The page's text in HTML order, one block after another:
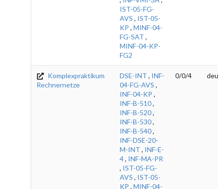
IST-05-FG-
AVS , IST-05-
KP , MINF-04-
FG-SAT ,
MINF-04-KP-
FG2
Komplexpraktikum
Rechnernetze
DSE-INT , INF-
04-FG-AVS ,
INF-04-KP ,
INF-B-510,
INF-B-520,
INF-B-530,
INF-B-540,
INF-DSE-20-
M-INT , INF-E-
4, INF-MA-PR
, IST-05-FG-
AVS , IST-05-
KP , MINF-04-
0/0/4